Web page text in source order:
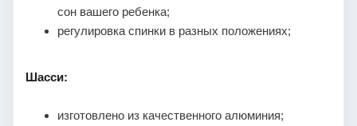
сон вашего ребенка;
регулировка спинки в разных положениях;
Шасси:
изготовлено из качественного алюминия;